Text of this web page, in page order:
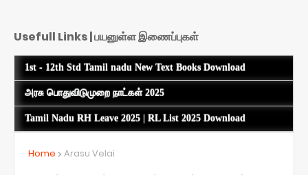
Usefull Links | பயனுள்ள இணைப்புகள்
1st - 12th Std Tamil nadu New Text Books Download
அரசு பொதுவிடுமுறை நாட்கள் 2025
Tamil Nadu RH Leave 2025 | RL List 2025 Download
Home Arasu Velai